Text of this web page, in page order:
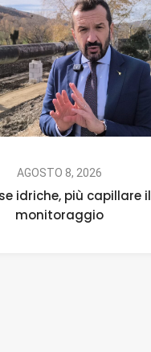
AGOSTO 8, 2026
idriche, più capillare il
monitoraggio